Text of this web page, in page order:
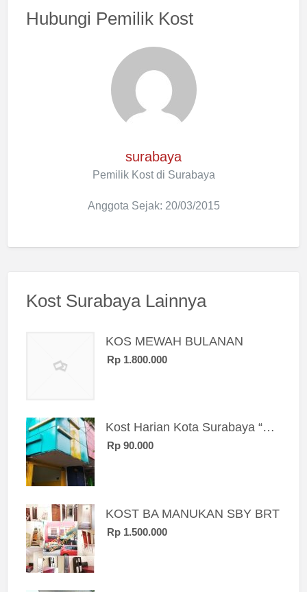
Hubungi Pemilik Kost
surabaya
Pemilik Kost di Surabaya
Anggota Sejak: 20/03/2015
Kost Surabaya Lainnya
KOS MEWAH BULANAN
Rp 1.800.000
Kost Harian Kota Surabaya “Sierra Kost”
Rp 90.000
KOST BA MANUKAN SBY BRT
Rp 1.500.000